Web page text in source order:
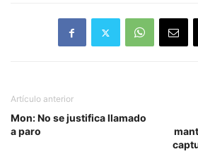
Artículo anterior
Mon: No se justifica llamado
a paro